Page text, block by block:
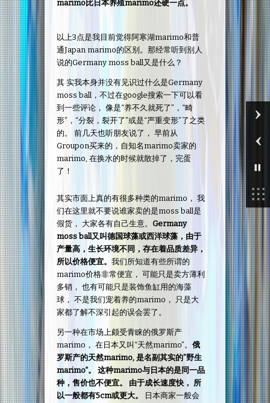
marimo比日本养殖marimo还硬一点。
以上3点是我目前觉得阿寒湖marimo和普
通Japan marimo的区别。那经常听到别人
说的Germany moss ball又是什么？
其 实我本身并没有见识过什么是Germany
moss ball，不过在google搜索一下可以看
到一些评论， 像是“养不久就死了”，“畸
形”，“分裂，裂开了”或是“严重变形”了之类
的。 前几天也听朋友说了， 早前从
Groupon买来的，自知名marimo卖家的
marimo, 在换水的时候就散掉了，完蛋
了！
其实市面上真的有很多种类的marimo， 我
们在这里就不要说谁家卖的是moss ball是
假货， 大家各有自己生意。 Germany
moss ball又叫德国球藻或西洋球藻，由于
产量高，生长环境不同，存在着品质差异，
所以价格便宜。 我们所知道有些所谓的
marimo价格非常便宜， 可能只是卖方薄利
多销， 也有可能只是装饰鱼缸用的海藻
球， 不是我们宠着养的marimo， 只是大
家都了解不深引起的误会罢了。
另一种在市场上颇受青睐的俄罗斯产
marimo， 在日本又叫“天然marimo”。 俄
罗斯产的天然marimo, 是名副其实的”野生
marimo“。 这种marimo与日本的是同一品
种，售价也不便宜。 由于成长速度快， 所
以一般都有5cm或更大。
日本商家一般会